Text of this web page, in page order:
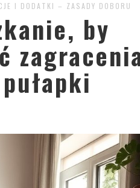
I DODATKI – ZASADY DOBORU
by